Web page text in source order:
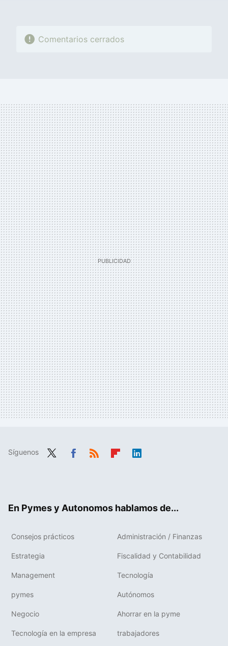
Comentarios cerrados
Síguenos
En Pymes y Autonomos hablamos de...
Consejos prácticos Administración / Finanzas
Estrategia Fiscalidad y Contabilidad
Management Tecnología
pymes Autónomos
Negocio Ahorrar en la pyme
Tecnología en la empresa trabajadores